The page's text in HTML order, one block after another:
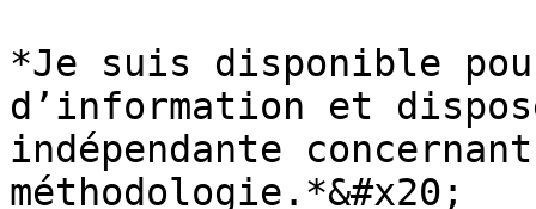
*Je suis disponible
d’information et
indépendante
méthodologie.*&#x20;